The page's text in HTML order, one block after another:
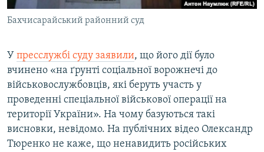
Бахчисарайський районний суд
У пресслужбі суду заявили, що його дії було
вчинено «на ґрунті соціальної ворожнечі до
військовослужбовців, які беруть участь у
проведенні спеціальної військової операції на
території України». На чому базуються такі
висновки, невідомо. На публічних відео Олександр
Тюренко не каже, що ненавидить російських